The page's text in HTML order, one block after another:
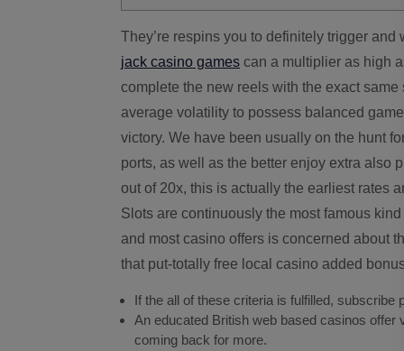
They’re respins you to definitely trigger
jack casino games can a multiplier as high
complete the new reels with the exact
average volatility to possess balanced
victory. We have been usually on the hunt
ports, as well as the better enjoy extra also
out of 20x, this is actually the earliest rates
Slots are continuously the most famous
and most casino offers is concerned about
that put-totally free local casino added
If the all of these criteria is fulfilled,
An educated British web based casinos
coming back for more.